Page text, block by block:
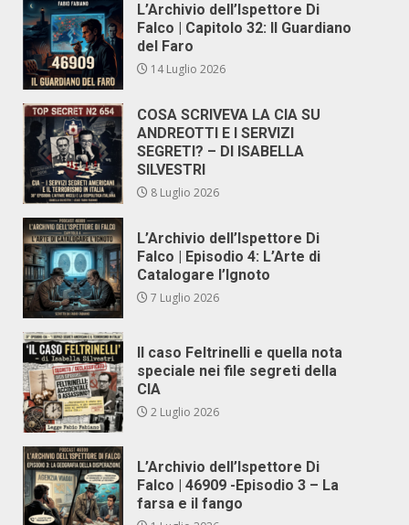
L’Archivio dell’Ispettore Di
Falco | Capitolo 32: Il Guardiano
del Faro
14 Luglio 2026
COSA SCRIVEVA LA CIA SU
ANDREOTTI E I SERVIZI
SEGRETI? – DI ISABELLA
SILVESTRI
8 Luglio 2026
L’Archivio dell’Ispettore Di
Falco | Episodio 4: L’Arte di
Catalogare l’Ignoto
7 Luglio 2026
Il caso Feltrinelli e quella nota
speciale nei file segreti della
CIA
2 Luglio 2026
L’Archivio dell’Ispettore Di
Falco | 46909 -Episodio 3 – La
farsa e il fango